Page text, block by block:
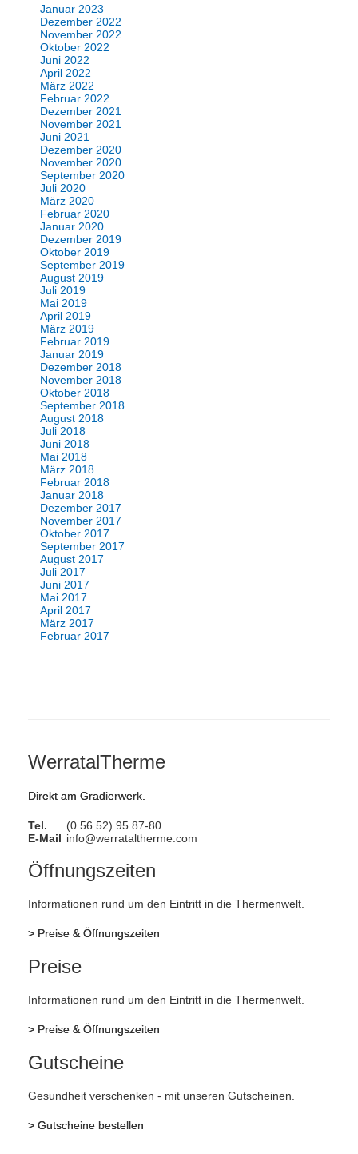
Januar 2023
Dezember 2022
November 2022
Oktober 2022
Juni 2022
April 2022
März 2022
Februar 2022
Dezember 2021
November 2021
Juni 2021
Dezember 2020
November 2020
September 2020
Juli 2020
März 2020
Februar 2020
Januar 2020
Dezember 2019
Oktober 2019
September 2019
August 2019
Juli 2019
Mai 2019
April 2019
März 2019
Februar 2019
Januar 2019
Dezember 2018
November 2018
Oktober 2018
September 2018
August 2018
Juli 2018
Juni 2018
Mai 2018
März 2018
Februar 2018
Januar 2018
Dezember 2017
November 2017
Oktober 2017
September 2017
August 2017
Juli 2017
Juni 2017
Mai 2017
April 2017
März 2017
Februar 2017
WerratalTherme
Direkt am Gradierwerk.
Tel.
(0 56 52) 95 87-80
E-Mail info@werrataltherme.com
Öffnungszeiten
Informationen rund um den Eintritt in die Thermenwelt.
> Preise & Öffnungszeiten
Preise
Informationen rund um den Eintritt in die Thermenwelt.
> Preise & Öffnungszeiten
Gutscheine
Gesundheit verschenken - mit unseren Gutscheinen.
> Gutscheine bestellen